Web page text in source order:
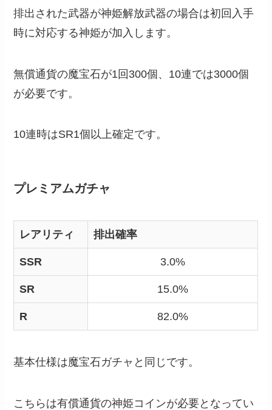
排出された武器が神姫解放武器の場合は初回入手
時に対応する神姫が加入します。
無償通貨の魔宝石が1回300個、10連では3000個
が必要です。
10連時はSR1個以上確定です。
プレミアムガチャ
レアリティ 排出確率
SSR 3.0%
SR 15.0%
R 82.0%
基本仕様は魔宝石ガチャと同じです。
こちらは有償通貨の神姫コインが必要となってい